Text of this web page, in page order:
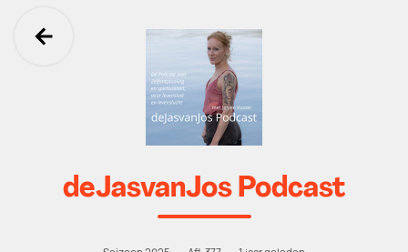
Ga terug
deJasvanJos Podcast